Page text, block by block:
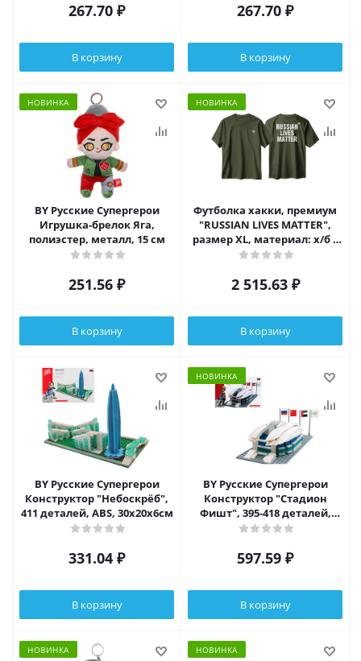
267.70 ₽
В корзину
267.70 ₽
В корзину
НОВИНКА
BY Русские Супергерои
Игрушка-брелок Яга,
полиэстер, металл, 15 см
251.56 ₽
В корзину
НОВИНКА
Футболка хакки, премиум
"RUSSIAN LIVES MATTER",
размер XL, материал: х/б +
лайкра, шт
2 515.63₽
В корзину
BY Русские Супергерои
Конструктор "Небоскрёб",
411 деталей, ABS, 30х20х6см
331.04 ₽
В корзину
НОВИНКА
BY Русские Супергерои
Конструктор "Стадион
Фишт", 395-418 деталей,
ABS, 30х20х6см
597.59 ₽
В корзину
НОВИНКА НОВИНКА